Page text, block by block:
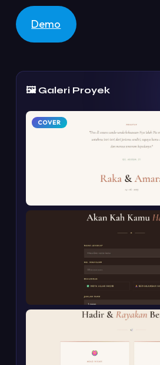
Demo
🖼️ Galeri Proyek
COVER